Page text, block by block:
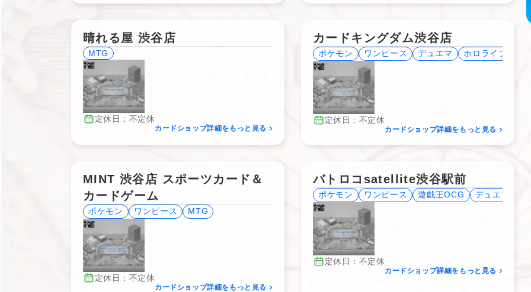
晴れる屋 渋谷店
MTG
晴れる屋 渋谷店
定休日：不定休
カードショップ詳細をもっと見る
カードキングダム渋谷店
ポケモン ワンピース デュエマ ホロライブ
カードキングダム渋谷
店
定休日：不定休
カードショップ詳細をもっと見る
MINT 渋谷店 スポーツカード＆
カードゲーム
ポケモン ワンピース MTG
MINT 渋谷店 スポーツ
カード＆カードゲーム
定休日：不定休
カードショップ詳細をもっと見る
バトロコsatellite渋谷駅前
ポケモン ワンピース 遊戯王OCG デュエマ
バトロコsatellite渋谷駅
前
定休日：不定休
カードショップ詳細をもっと見る